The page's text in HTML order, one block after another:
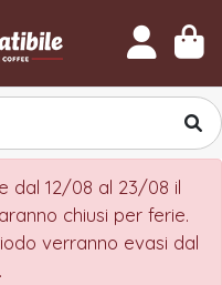
dal 12/08 al 23/08 il
chiusi per ferie.
verranno evasi dal